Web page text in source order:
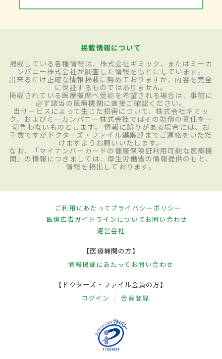
掲載情報について
掲載している各種情報は、株式会社ギミック、またはミーカ
ンパニー株式会社が調査した情報をもとにしています。
出来るだけ正確な情報掲載に努めておりますが、内容を完全
に保証するものではありません。
掲載されている医療機関へ受診を希望される場合は、事前に
必ず該当の医療機関に直接ご確認ください。
当サービスによって生じた損害について、株式会社ギミッ
ク、およびミーカンパニー株式会社ではその賠償の責任を一
切負わないものとします。 情報に誤りがある場合には、お
手数ですがドクターズ・ファイル編集部までご連絡をいただ
けますようお願いいたします。
なお、「マイナンバーカードの健康保険証利用可能な医療機
関」の情報につきましては、厚生労働省の情報提供のもと、
情報を掲出しております。
ご利用にあたってプライバシーポリシー
医療広告ガイドラインについてお問い合わせ
運営会社
【医療機関の方】
情報掲載にあたって お問い合わせ
【ドクターズ・ファイル会員の方】
ログイン 会員登録